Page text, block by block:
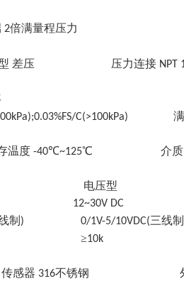
2倍满量程压
型 差压 压力连接 NPT
C(>100kPa)
度 -40℃~125℃ 介质 制
电压型
12~30V DC
制 ) 0/1V-5/10VDC(三线制
/0.02 ≥10k
器 316不锈钢 外壳